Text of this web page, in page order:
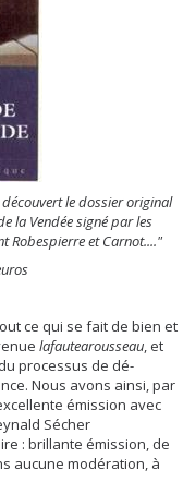
le dossier original
la Vendée signé par les
Robespierre et Carnot...."
ce qui se fait de bien et
lafautearousseau , et
processus de dé-
Nous avons ainsi, par
émission avec
Sécher
: brillante émission, de
aucune modération, à